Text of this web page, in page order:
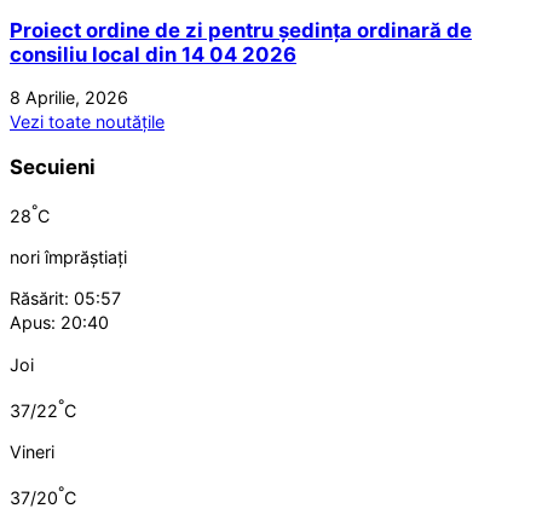
Proiect ordine de zi pentru ședința ordinară de
consiliu local din 14 04 2026
8 Aprilie, 2026
Vezi toate noutățile
Secuieni
28°C
nori împrăștiați
Răsărit: 05:57
Apus: 20:40
Joi
37/22°C
Vineri
37/20°C